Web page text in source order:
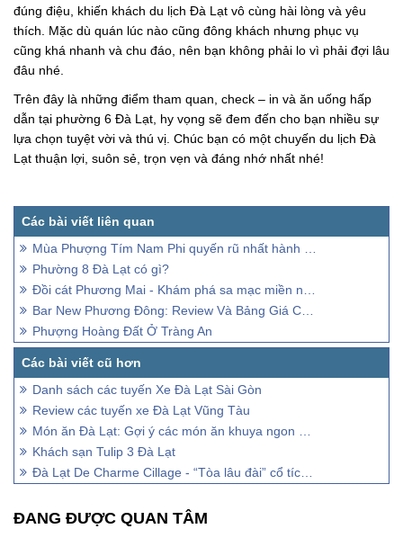
đúng điệu, khiến khách du lịch Đà Lạt vô cùng hài lòng và yêu
thích. Mặc dù quán lúc nào cũng đông khách nhưng phục vụ
cũng khá nhanh và chu đáo, nên bạn không phải lo vì phải đợi lâu
đâu nhé.
Trên đây là những điểm tham quan, check – in và ăn uống hấp
dẫn tại phường 6 Đà Lạt, hy vọng sẽ đem đến cho bạn nhiều sự
lựa chọn tuyệt vời và thú vị. Chúc bạn có một chuyến du lịch Đà
Lạt thuận lợi, suôn sẻ, trọn vẹn và đáng nhớ nhất nhé!
Mùa Phượng Tím Nam Phi quyến rũ nhất hành tinh
Phường 8 Đà Lạt có gì?
Đồi cát Phương Mai - Khám phá sa mạc miền nhiệt đới
Bar New Phương Đông: Review Và Bảng Giá Cập Nhật 2023
Phượng Hoàng Đất Ở Tràng An
Danh sách các tuyến Xe Đà Lạt Sài Gòn
Review các tuyến xe Đà Lạt Vũng Tàu
Món ăn Đà Lạt: Gợi ý các món ăn khuya ngon ở Đà Lạt
Khách sạn Tulip 3 Đà Lạt
Đà Lạt De Charme Cillage - “Tòa lâu đài” cổ tích trong lòng phố núi
ĐANG ĐƯỢC QUAN TÂM